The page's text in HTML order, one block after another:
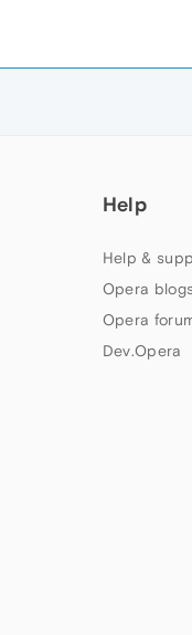
Help
Help &
Opera
Opera
Dev.Opera